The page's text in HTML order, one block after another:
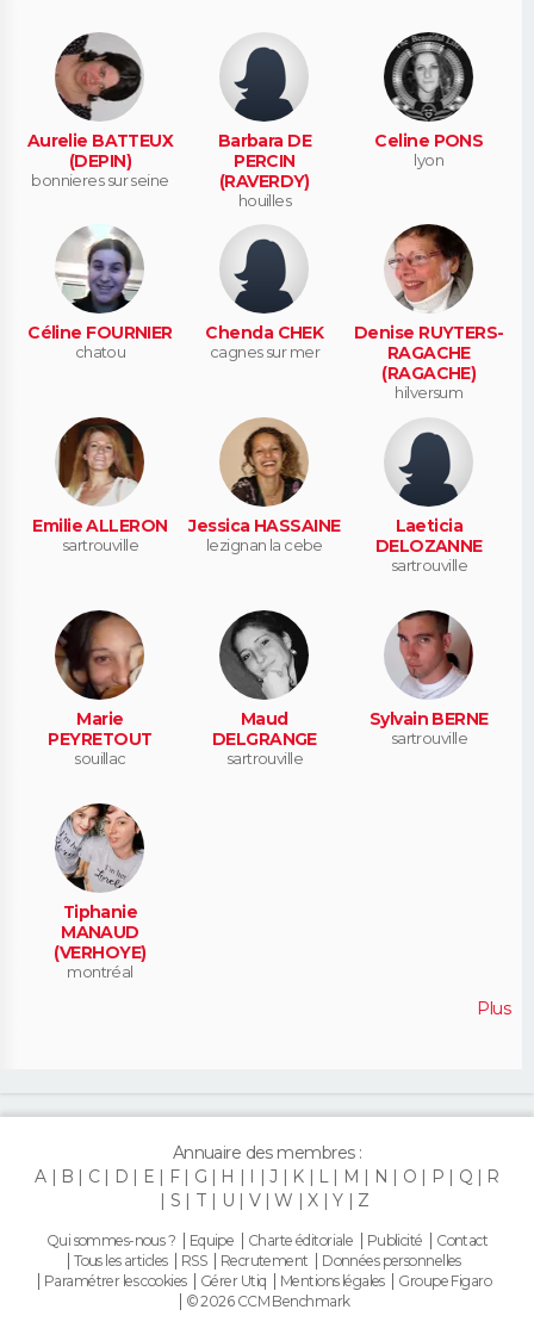
Aurelie BATTEUX
(DEPIN)
bonnieres sur seine
Barbara DE
PERCIN
(RAVERDY)
houilles
Celine PONS
lyon
Céline FOURNIER
chatou
Chenda CHEK
cagnes sur mer
Denise RUYTERS-
RAGACHE
(RAGACHE)
hilversum
Emilie ALLERON
sartrouville
Jessica HASSAINE
lezignan la cebe
Laeticia
DELOZANNE
sartrouville
Marie
PEYRETOUT
souillac
Maud
DELGRANGE
sartrouville
Sylvain BERNE
sartrouville
Tiphanie
MANAUD
(VERHOYE)
montréal
Plus
Annuaire des membres :
A
B C D E F G H J K L M N O P Q
R
S
T U V W X Y Z
Qui sommes-nous ? Equipe Charte éditoriale Publicité
Contact
Tous les articles
RSS Recrutement
Données personnelles
Paramétrer les cookies
Gérer Utiq Mentions légales
Groupe Figaro
© 2026 CCM Benchmark